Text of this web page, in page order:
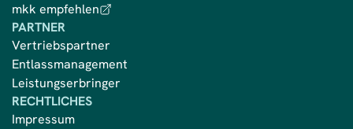
mkk empfehlen
PARTNER
Vertriebspartner
Entlassmanagement
Leistungserbringer
RECHTLICHES
Impressum